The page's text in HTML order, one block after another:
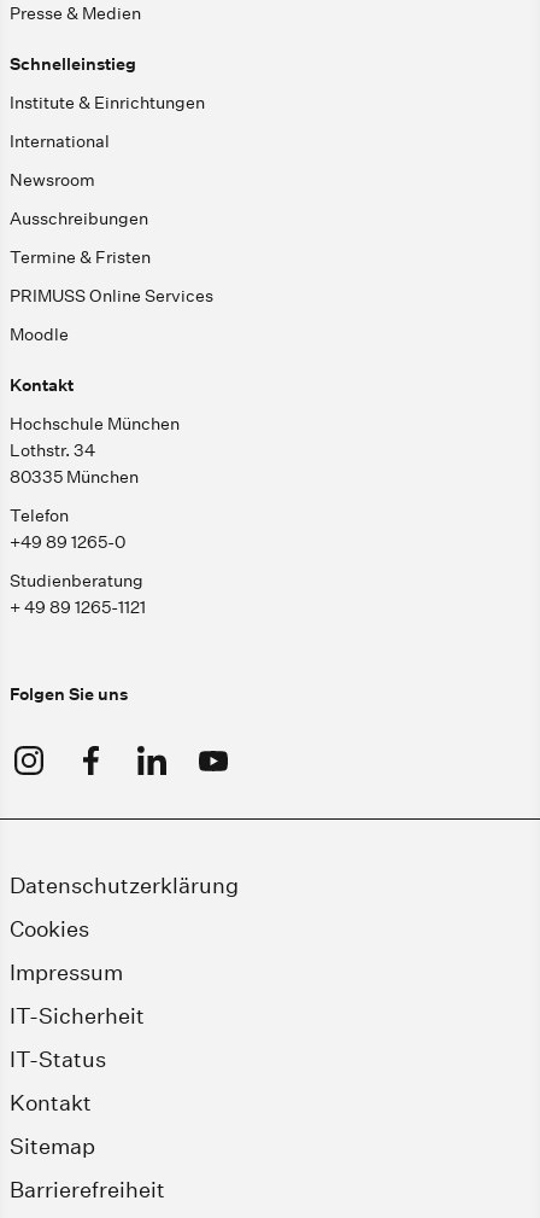
Presse & Medien
Schnelleinstieg
Institute & Einrichtungen
International
Newsroom
Ausschreibungen
Termine & Fristen
PRIMUSS Online Services
Moodle
Kontakt
Hochschule München
Lothstr. 34
80335 München
Telefon
+49 89 1265-0
Studienberatung
+ 49 89 1265-1121
Folgen Sie uns
Datenschutzerklärung
Cookies
Impressum
IT-Sicherheit
IT-Status
Kontakt
Sitemap
Barrierefreiheit